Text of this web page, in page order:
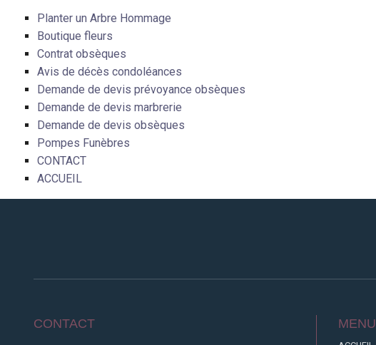
Planter un Arbre Hommage
Boutique fleurs
Contrat obsèques
Avis de décès condoléances
Demande de devis prévoyance obsèques
Demande de devis marbrerie
Demande de devis obsèques
Pompes Funèbres
CONTACT
ACCUEIL
CONTACT MENU